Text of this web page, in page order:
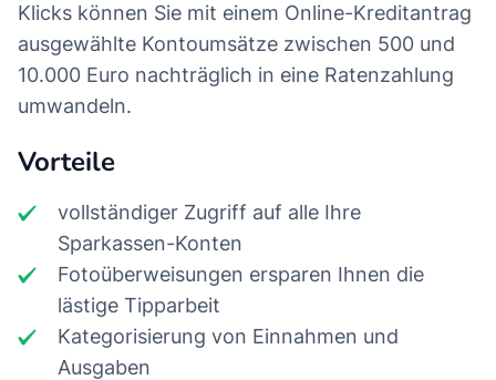
Klicks können Sie mit einem Online-Kreditantrag
ausgewählte Kontoumsätze zwischen 500 und
10.000 Euro nachträglich in eine Ratenzahlung
umwandeln.
Vorteile
vollständiger Zugriff auf alle Ihre
Sparkassen-Konten
Fotoüberweisungen ersparen Ihnen die
lästige Tipparbeit
Kategorisierung von Einnahmen und
Ausgaben